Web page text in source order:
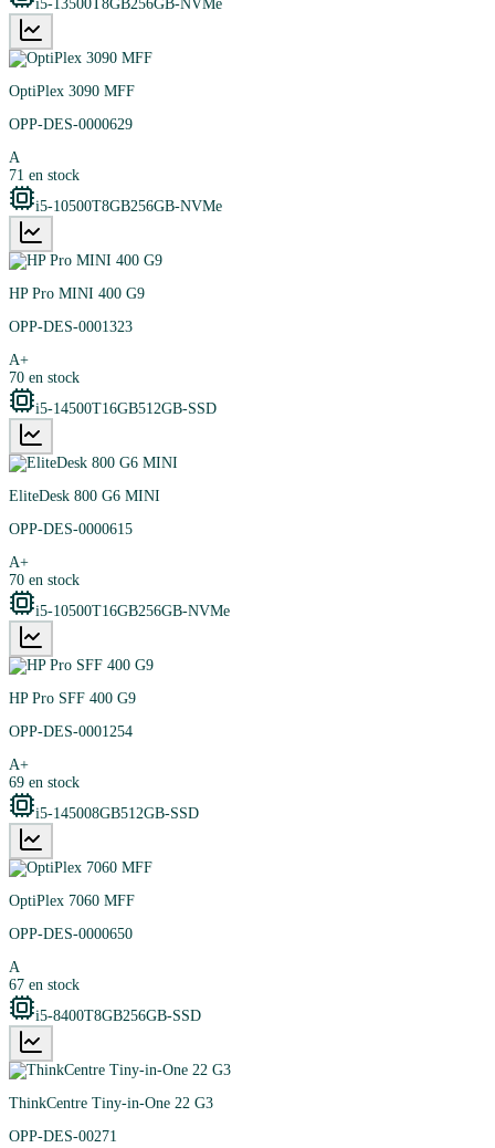
i5-13500T8GB256GB-NVMe
OptiPlex 3090 MFF
OPP-DES-0000629
A
71 en stock
i5-10500T8GB256GB-NVMe
HP Pro MINI 400 G9
OPP-DES-0001323
A+
70 en stock
i5-14500T16GB512GB-SSD
EliteDesk 800 G6 MINI
OPP-DES-0000615
A+
70 en stock
i5-10500T16GB256GB-NVMe
HP Pro SFF 400 G9
OPP-DES-0001254
A+
69 en stock
i5-145008GB512GB-SSD
OptiPlex 7060 MFF
OPP-DES-0000650
A
67 en stock
i5-8400T8GB256GB-SSD
ThinkCentre Tiny-in-One 22 G3
OPP-DES-00271